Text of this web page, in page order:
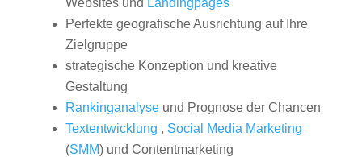
Websites und Landingpages
Perfekte geografische Ausrichtung auf Ihre
Zielgruppe
strategische Konzeption und kreative
Gestaltung
Rankinganalyseund Prognose der Chancen
Textentwicklung , Social Media Marketing
(SMM) und Contentmarketing